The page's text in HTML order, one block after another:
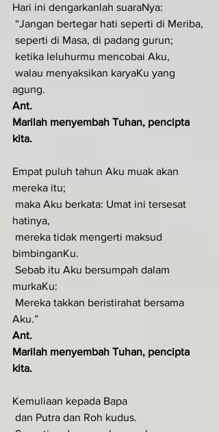
Hari ini dengarkanlah suaraNya:
“Jangan bertegar hati seperti di Meriba,
seperti di Masa, di padang gurun;
ketika leluhurmu mencobai Aku,
agung.
Ant.
Marilah menyembah Tuhan, pencipta
kita.
Empat puluh tahun Aku muak akan
mereka itu;
hatinya,
bimbinganKu.
murkaKu:
Aku.”
Ant.
Marilah menyembah Tuhan, pencipta
kita.
Kemuliaan kepada Bapa
dan Putra dan Roh kudus.